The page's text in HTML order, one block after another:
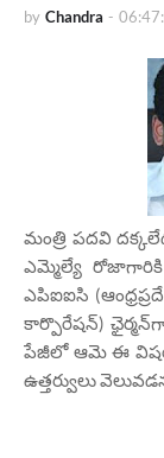
by Chandra -
మంత్రి పదవి
ఎమ్మెల్యే
ఎపిఐఐసి
కార్పొరేషన్)
పేజీలో ఆమె ఈ
ఉత్తర్వులు